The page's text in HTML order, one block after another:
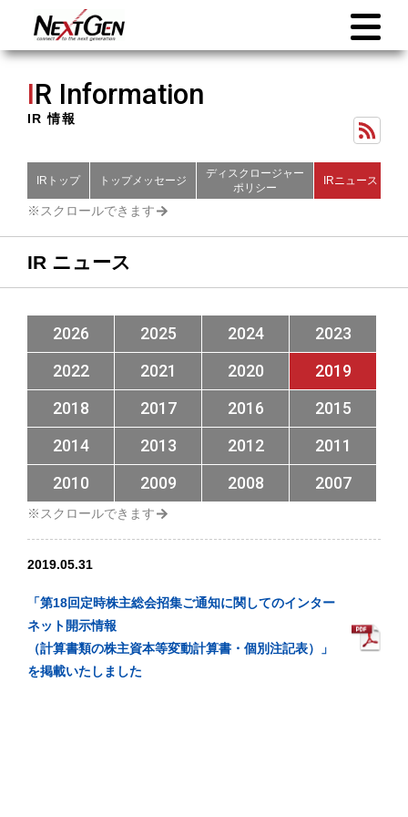
IR Information
IR 情報
IRトップ トップメッセージ
ディスクロージャー
ポリシー
IRニュース
IR ニュース
2026 2025 2024
2023
2022
2021 2020
2019
2018
2017 2016
2015
2014
2013 2012
2011
2010
2009 2008 2007
2019.05.31
「第18回定時株主総会招集ご通知に関してのインター
ネット開示情報
（計算書類の株主資本等変動計算書・個別注記表）」
を掲載いたしました